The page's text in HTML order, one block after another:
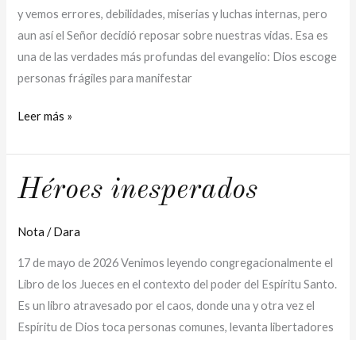
y vemos errores, debilidades, miserias y luchas internas, pero
aun así el Señor decidió reposar sobre nuestras vidas. Esa es
una de las verdades más profundas del evangelio: Dios escoge
personas frágiles para manifestar
Leer más »
Héroes inesperados
Nota /Dara
17 de mayo de 2026 Venimos leyendo congregacionalmente el
Libro de los Jueces en el contexto del poder del Espíritu Santo.
Es un libro atravesado por el caos, donde una y otra vez el
Espíritu de Dios toca personas comunes, levanta libertadores
Héroes